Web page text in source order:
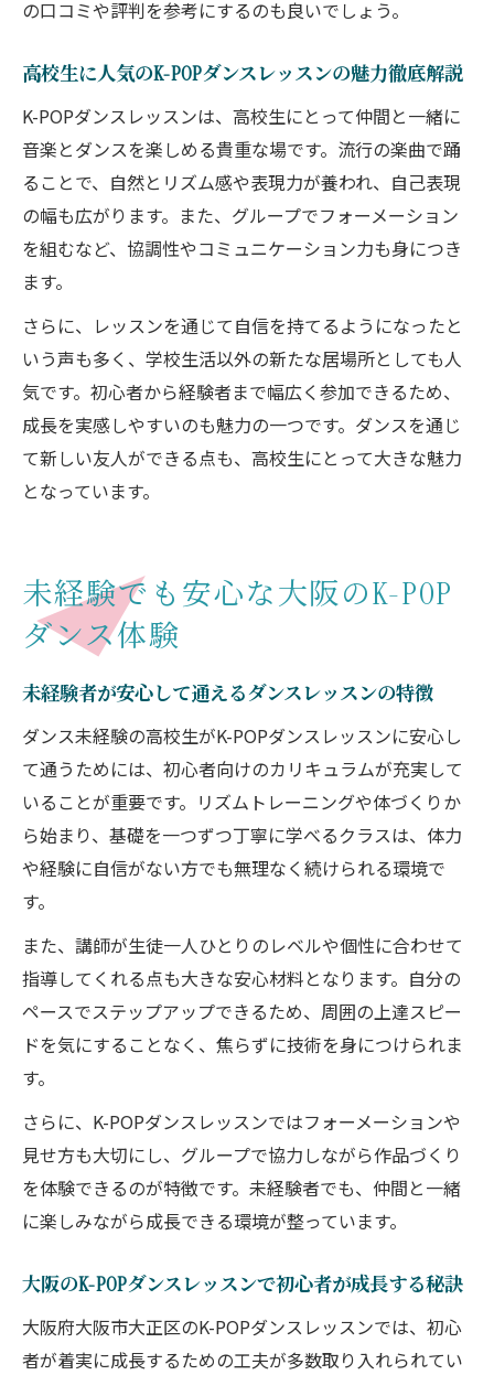
高校生が輝くK-POPダンスレッスンの実践
テクニック
K-POPダンスレッスンで自信をつけるため
の習慣
の口コミや評判を参考にするのも良いでしょう。
高校生に人気のK-POPダンスレッスンの魅力徹底解説
K-POPダンスレッスンは、高校生にとって仲間と一緒に
音楽とダンスを楽しめる貴重な場です。流行の楽曲で踊
ることで、自然とリズム感や表現力が養われ、自己表現
の幅も広がります。また、グループでフォーメーション
を組むなど、協調性やコミュニケーション力も身につき
ます。
さらに、レッスンを通じて自信を持てるようになったと
いう声も多く、学校生活以外の新たな居場所としても人
気です。初心者から経験者まで幅広く参加できるため、
成長を実感しやすいのも魅力の一つです。ダンスを通じ
て新しい友人ができる点も、高校生にとって大きな魅力
となっています。
未経験でも安心な大阪のK-POP
ダンス体験
未経験者が安心して通えるダンスレッスンの特徴
ダンス未経験の高校生がK-POPダンスレッスンに安心し
て通うためには、初心者向けのカリキュラムが充実して
いることが重要です。リズムトレーニングや体づくりか
ら始まり、基礎を一つずつ丁寧に学べるクラスは、体力
や経験に自信がない方でも無理なく続けられる環境で
す。
また、講師が生徒一人ひとりのレベルや個性に合わせて
指導してくれる点も大きな安心材料となります。自分の
ペースでステップアップできるため、周囲の上達スピー
ドを気にすることなく、焦らずに技術を身につけられま
す。
さらに、K-POPダンスレッスンではフォーメーションや
見せ方も大切にし、グループで協力しながら作品づくり
を体験できるのが特徴です。未経験者でも、仲間と一緒
に楽しみながら成長できる環境が整っています。
大阪のK-POPダンスレッスンで初心者が成長する秘訣
大阪府大阪市大正区のK-POPダンスレッスンでは、初心
者が着実に成長するための工夫が多数取り入れられてい